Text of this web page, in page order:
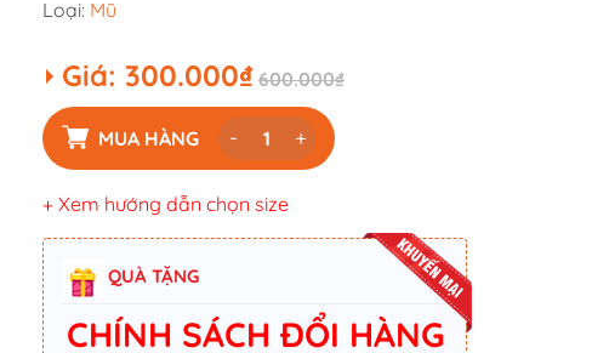
Loại: Mũ
Giá: 300.000₫ 600.000₫
MUA HÀNG - +
+ Xem hướng dẫn chọn size
QUÀ TẶNG
CHÍNH SÁCH ĐỔI HÀNG